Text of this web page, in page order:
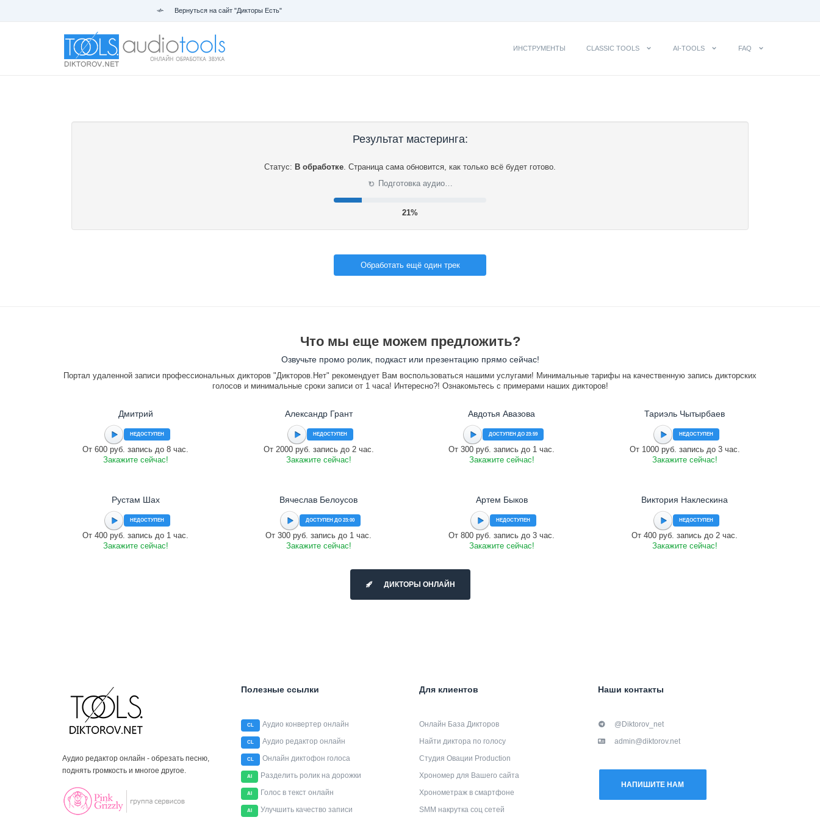
Вернуться на сайт "Дикторы Есть"
ИНСТРУМЕНТЫ CLASSIC TOOLS AI-TOOLS FAQ
Результат мастеринга:
Статус: В обработке. Страница сама обновится, как только всё будет готово.
⟳ Подготовка аудио…
21%
Обработать ещё один трек
Что мы еще можем предложить?
Озвучьте промо ролик, подкаст или презентацию прямо сейчас!
Портал удаленной записи профессиональных дикторов "Дикторов.Нет" рекомендует Вам воспользоваться нашими услугами! Минимальные тарифы на качественную запись дикторских
голосов и минимальные сроки записи от 1 часа! Интересно?! Ознакомьтесь с примерами наших дикторов!
Дмитрий
НЕДОСТУПЕН
От 600 руб. запись до 8 час.
Закажите сейчас!
Александр Грант
НЕДОСТУПЕН
От 2000 руб. запись до 2 час.
Закажите сейчас!
Авдотья Авазова
ДОСТУПЕН ДО 23:59
От 300 руб. запись до 1 час.
Закажите сейчас!
Тариэль Чытырбаев
НЕДОСТУПЕН
От 1000 руб. запись до 3 час.
Закажите сейчас!
Рустам Шах
НЕДОСТУПЕН
От 400 руб. запись до 1 час.
Закажите сейчас!
Вячеслав Белоусов
ДОСТУПЕН ДО 23:00
От 300 руб. запись до 1 час.
Закажите сейчас!
Артем Быков
НЕДОСТУПЕН
От 800 руб. запись до 3 час.
Закажите сейчас!
Виктория Наклескина
НЕДОСТУПЕН
От 400 руб. запись до 2 час.
Закажите сейчас!
ДИКТОРЫ ОНЛАЙН
Аудио редактор онлайн - обрезать песню,
поднять громкость и многое другое.
Полезные ссылки
CL Аудио конвертер онлайн
CL Аудио редактор онлайн
CL Онлайн диктофон голоса
AI Разделить ролик на дорожки
AI Голос в текст онлайн
AI Улучшить качество записи
Для клиентов
Онлайн База Дикторов
Найти диктора по голосу
Студия Овации Production
Хрономер для Вашего сайта
Хронометраж в смартфоне
SMM накрутка соц сетей
Наши контакты
@Diktorov_net
admin@diktorov.net
НАПИШИТЕ НАМ